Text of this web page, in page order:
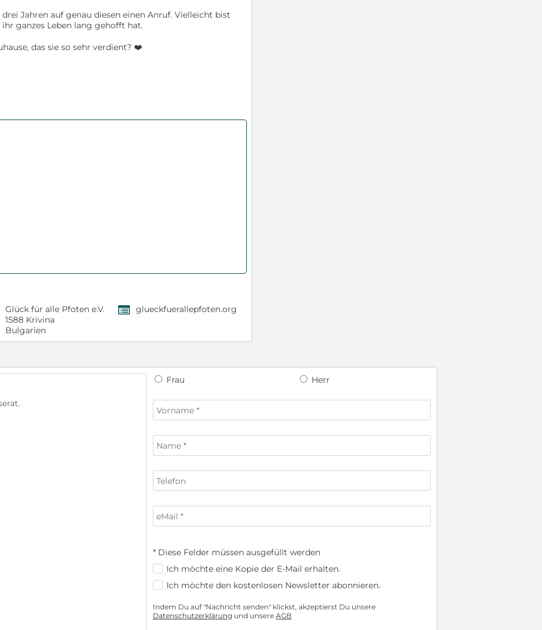
Jahren auf genau diesen einen Anruf. Vielleicht bist
ganzes Leben lang gehofft hat.
das sie so sehr verdient? ❤️
Glück für alle Pfoten e.V.
1588 Krivina
Bulgarien
, glueckfuerallepfoten.org
Frau
Herr
* Diese Felder müssen ausgefüllt werden
Ich möchte eine Kopie der E-Mail erhalten.
Ich möchte den kostenlosen Newsletter abonnieren.
Indem Du auf "Nachricht senden" klickst, akzeptierst Du unsere
Datenschutzerklärung und unsere AGB